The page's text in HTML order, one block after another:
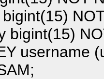
bigint(15)
username